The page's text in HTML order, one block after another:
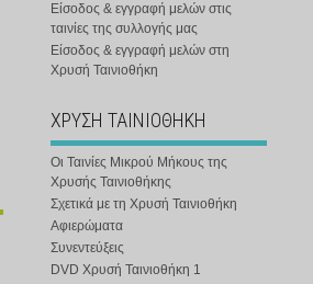
Είσοδος & εγγραφή μελών στις
ταινίες της συλλογής μας
Είσοδος & εγγραφή μελών στη
Χρυσή Ταινιοθήκη
ΧΡΥΣΗ ΤΑΙΝΙΟΘΗΚΗ
Οι Ταινίες Μικρού Μήκους της
Χρυσής Ταινιοθήκης
Σχετικά με τη Χρυσή Ταινιοθήκη
Αφιερώματα
Συνεντεύξεις
DVD Χρυσή Ταινιοθήκη 1